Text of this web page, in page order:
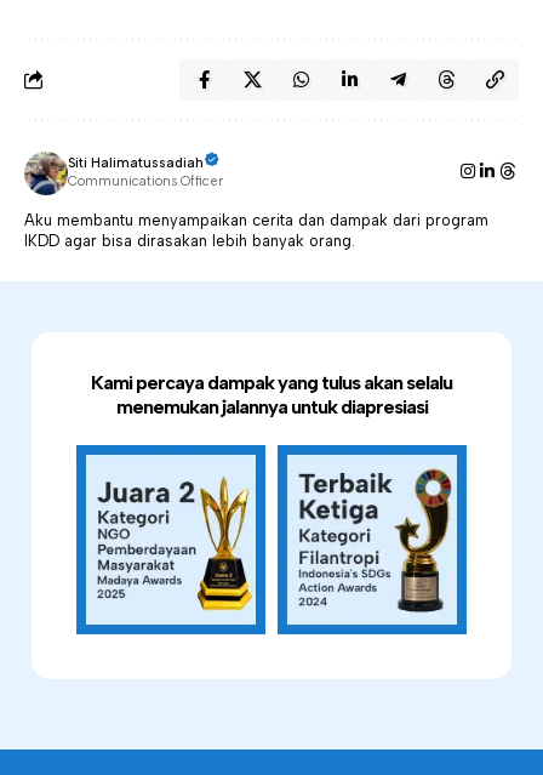
Siti Halimatussadiah
Communications Officer
Aku membantu menyampaikan cerita dan dampak dari program
IKDD agar bisa dirasakan lebih banyak orang.
Kami percaya dampak yang tulus akan selalu
menemukan jalannya untuk diapresiasi